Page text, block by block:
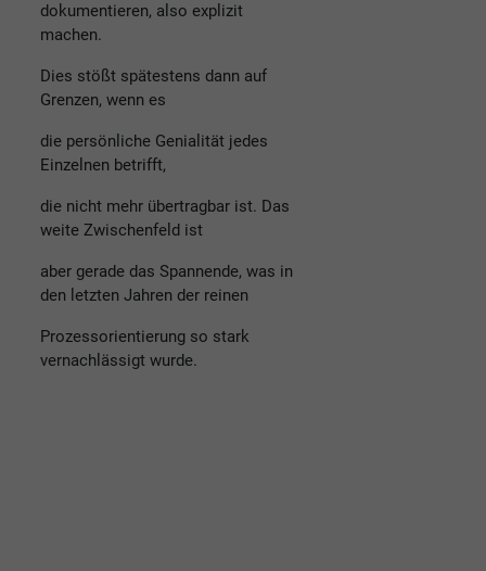
dokumentieren, also explizit
machen.
Dies stößt spätestens dann auf
Grenzen, wenn es
die persönliche Genialität jedes
Einzelnen betrifft,
die nicht mehr übertragbar ist. Das
weite Zwischenfeld ist
aber gerade das Spannende, was in
den letzten Jahren der reinen
Prozessorientierung so stark
vernachlässigt wurde.